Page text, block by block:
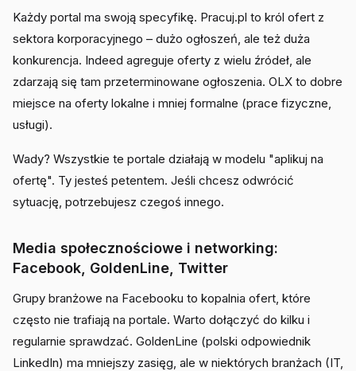
Każdy portal ma swoją specyfikę. Pracuj.pl to król ofert z
sektora korporacyjnego – dużo ogłoszeń, ale też duża
konkurencja. Indeed agreguje oferty z wielu źródeł, ale
zdarzają się tam przeterminowane ogłoszenia. OLX to dobre
miejsce na oferty lokalne i mniej formalne (prace fizyczne,
usługi).
Wady? Wszystkie te portale działają w modelu "aplikuj na
ofertę". Ty jesteś petentem. Jeśli chcesz odwrócić
sytuację, potrzebujesz czegoś innego.
Media społecznościowe i networking:
Facebook, GoldenLine, Twitter
Grupy branżowe na Facebooku to kopalnia ofert, które
często nie trafiają na portale. Warto dołączyć do kilku i
regularnie sprawdzać. GoldenLine (polski odpowiednik
LinkedIn) ma mniejszy zasięg, ale w niektórych branżach (IT,